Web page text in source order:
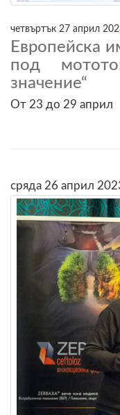
четвъртък 27 април
Европейска
под
значение“
От 23 до 29 април
сряда 26 април